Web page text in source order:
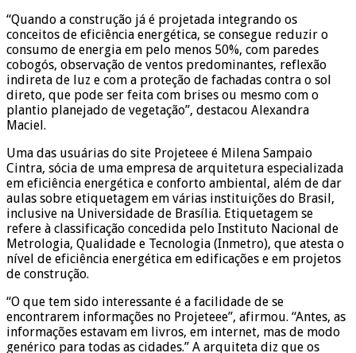
“Quando a construção já é projetada integrando os
conceitos de eficiência energética, se consegue reduzir o
consumo de energia em pelo menos 50%, com paredes
cobogós, observação de ventos predominantes, reflexão
indireta de luz e com a proteção de fachadas contra o sol
direto, que pode ser feita com brises ou mesmo com o
plantio planejado de vegetação”, destacou Alexandra
Maciel.
Uma das usuárias do site Projeteee é Milena Sampaio
Cintra, sócia de uma empresa de arquitetura especializada
em eficiência energética e conforto ambiental, além de dar
aulas sobre etiquetagem em várias instituições do Brasil,
inclusive na Universidade de Brasília. Etiquetagem se
refere à classificação concedida pelo Instituto Nacional de
Metrologia, Qualidade e Tecnologia (Inmetro), que atesta o
nível de eficiência energética em edificações e em projetos
de construção.
“O que tem sido interessante é a facilidade de se
encontrarem informações no Projeteee”, afirmou. “Antes, as
informações estavam em livros, em internet, mas de modo
genérico para todas as cidades.” A arquiteta diz que os